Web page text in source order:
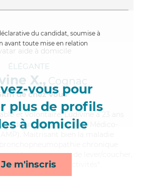
du candidat, soumise à
avant toute mise en relation
vous pour
plus de profils
à domicile
Je m'inscris
ÉLÉGANTE
X., Cognac
de chez Vous
et volontaire, Ludivine a 23 ans
un diplôme d'Aide Médico-
ses services de lever/coucher,
livraison et activités*